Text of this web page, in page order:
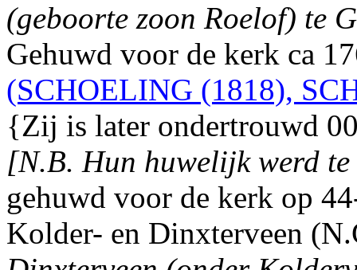
(geboorte zoon Roelof) te
Gehuwd voor de kerk ca
(SCHOELING (1818),
{Zij is later ondertrouwd
[N.B. Hun huwelijk werd
gehuwd voor de kerk op
Kolder- en Dinxterveen